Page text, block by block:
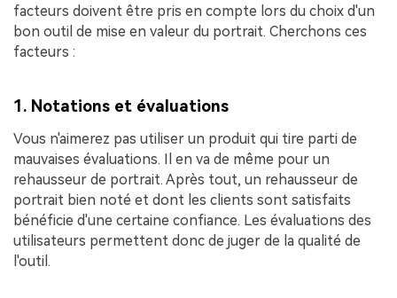
facteurs doivent être pris en compte lors du choix d'un
bon outil de mise en valeur du portrait. Cherchons ces
facteurs :
1. Notations et évaluations
Vous n'aimerez pas utiliser un produit qui tire parti de
mauvaises évaluations. Il en va de même pour un
rehausseur de portrait. Après tout, un rehausseur de
portrait bien noté et dont les clients sont satisfaits
bénéficie d'une certaine confiance. Les évaluations des
utilisateurs permettent donc de juger de la qualité de
l'outil.